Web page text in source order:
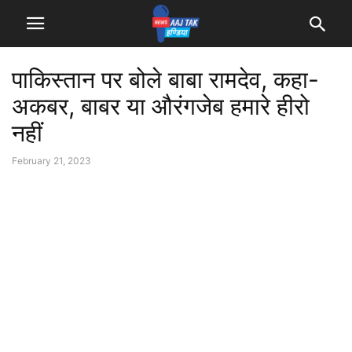
पाकिस्तान पर बोले बाबा रामदेव, कहा-
अकबर, बाबर या औरंगजेब हमारे हीरो
नहीं
February 21, 2023